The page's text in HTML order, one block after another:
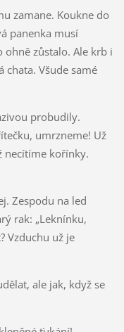
zamane. Koukne do
panenka musí
zůstalo. Ale krb i
Všude samé
probudily.
umrzneme! Už
necítíme kořínky.
Zespodu na led
rak: „Leknínku,
Vzduchu už je
ale jak, když se